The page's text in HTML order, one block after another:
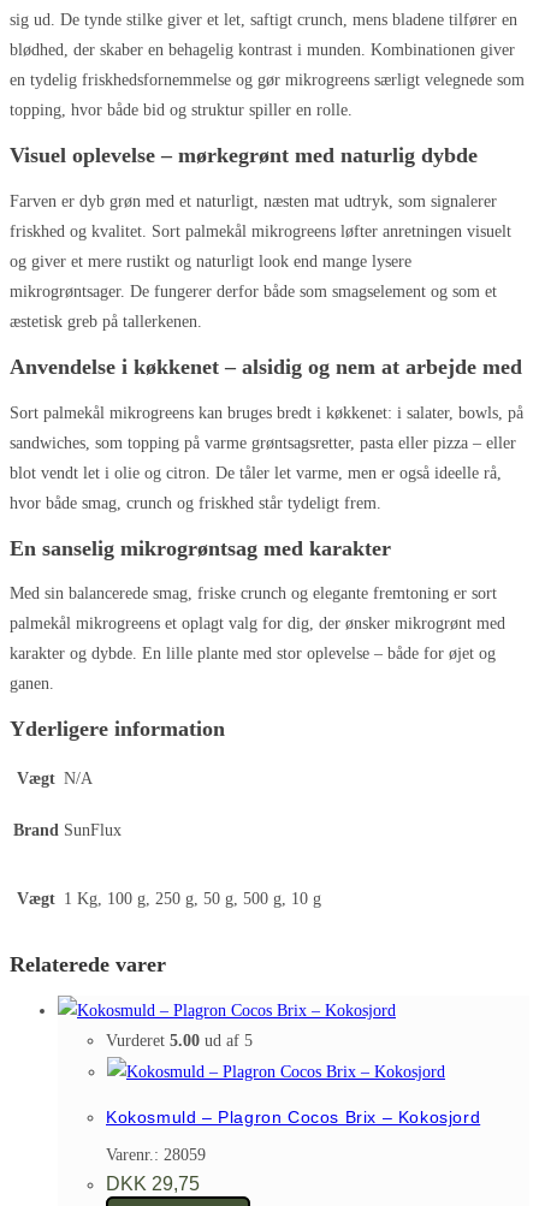
sig ud. De tynde stilke giver et let, saftigt crunch, mens bladene tilfører en
blødhed, der skaber en behagelig kontrast i munden. Kombinationen giver
en tydelig friskhedsfornemmelse og gør mikrogreens særligt velegnede som
topping, hvor både bid og struktur spiller en rolle.
Visuel oplevelse – mørkegrønt med naturlig dybde
Farven er dyb grøn med et naturligt, næsten mat udtryk, som signalerer
friskhed og kvalitet. Sort palmekål mikrogreens løfter anretningen visuelt
og giver et mere rustikt og naturligt look end mange lysere
mikrogrøntsager. De fungerer derfor både som smagselement og som et
æstetisk greb på tallerkenen.
Anvendelse i køkkenet – alsidig og nem at arbejde med
Sort palmekål mikrogreens kan bruges bredt i køkkenet: i salater, bowls, på
sandwiches, som topping på varme grøntsagsretter, pasta eller pizza – eller
blot vendt let i olie og citron. De tåler let varme, men er også ideelle rå,
hvor både smag, crunch og friskhed står tydeligt frem.
En sanselig mikrogrøntsag med karakter
Med sin balancerede smag, friske crunch og elegante fremtoning er sort
palmekål mikrogreens et oplagt valg for dig, der ønsker mikrogrønt med
karakter og dybde. En lille plante med stor oplevelse – både for øjet og
ganen.
Yderligere information
Vægt N/A
Brand SunFlux
Vægt 1 Kg, 100 g, 250 g, 50 g, 500 g, 10 g
Relaterede varer
Kokosmuld – Plagron Cocos Brix – Kokosjord
Varenr.: 28059
DKK 29,75
Vurderet 5.00 ud af 5